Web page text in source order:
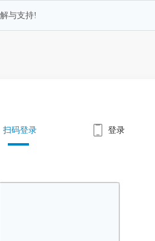
与支持!
扫码登录 登录